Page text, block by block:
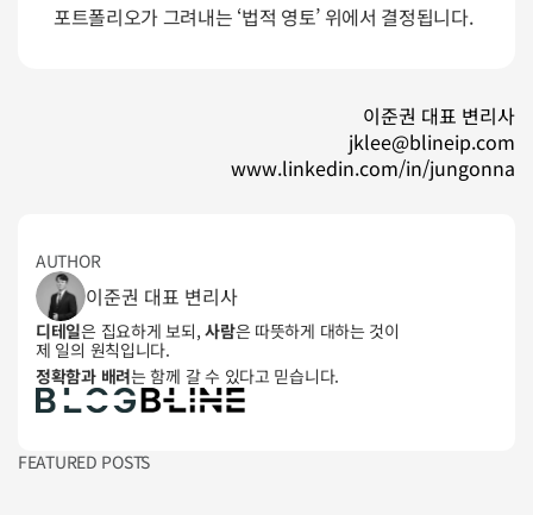
포트폴리오가 그려내는 ‘법적 영토’ 위에서 결정됩니다.
이준권 대표 변리사
jklee@blineip.com
www.linkedin.com/in/jungonna
AUTHOR
이준권 대표 변리사
디테일은 집요하게 보되, 사람은 따뜻하게 대하는 것이
제 일의 원칙입니다.
정확함과 배려는 함께 갈 수 있다고 믿습니다.
FEATURED POSTS